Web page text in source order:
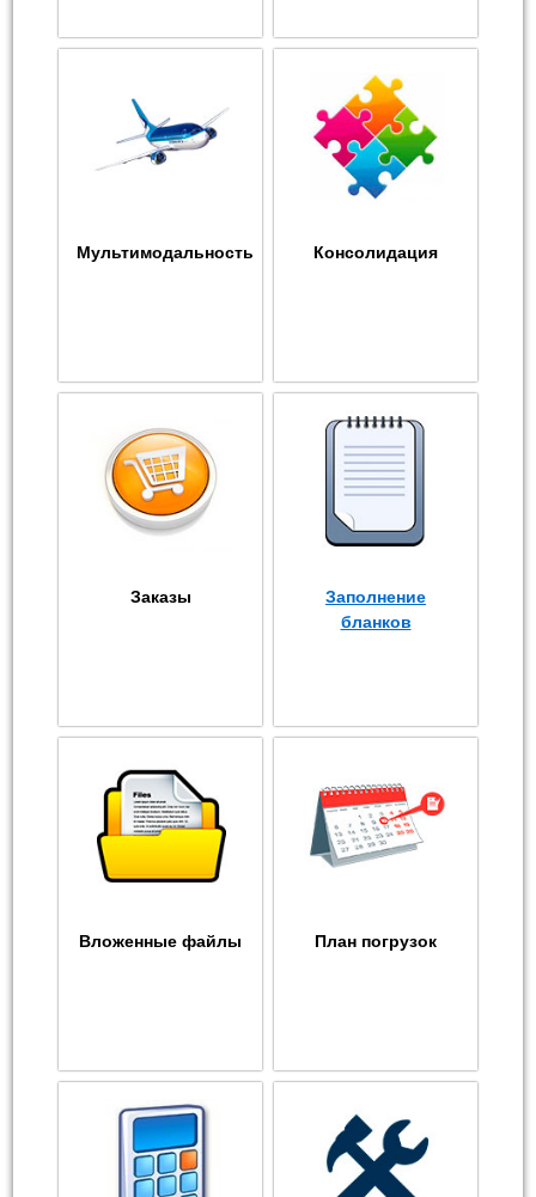
Мультимодальность Консолидация
Заказы
Заполнение
бланков
Вложенные файлы План погрузок